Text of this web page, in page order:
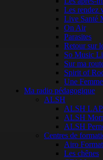
Les rendez
Live Santé
On Air
Parasites
Retour sur
So Music
Sur ma
Spirit of
Une
Ma radio pédagogique
ALSH
ALSH
ALSH
ALSH
Centres de
Airo
Les chênes